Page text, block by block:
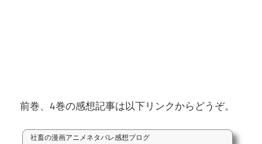
前巻、4巻の感想記事は以下リンクからどうぞ。
社畜の漫画アニメネタバレ感想ブログ